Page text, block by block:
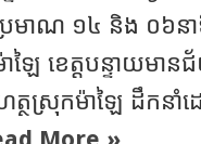
រមាណ ១៤ និង ០៦​ន
ឡៃ ខេត្តបន្ទាយមាន
ត្ថ​ស្រុក​ម៉ាឡៃ ដឹកន